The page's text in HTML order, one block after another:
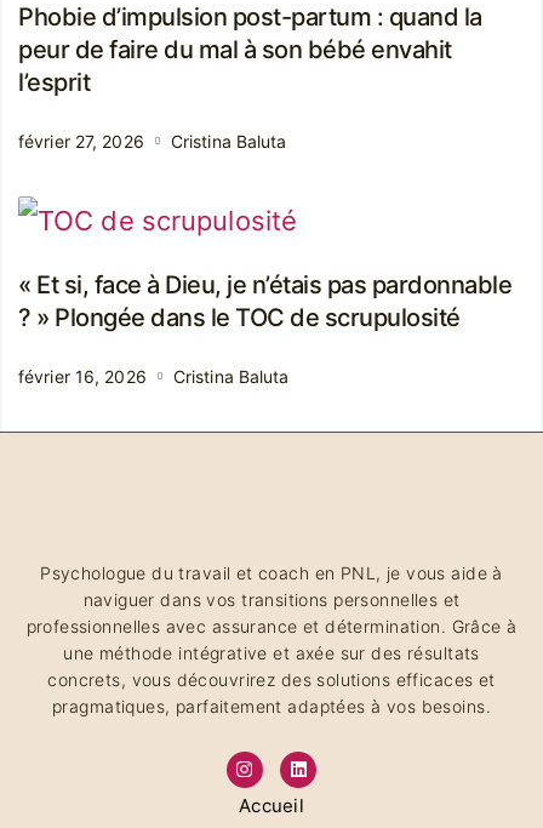
Phobie d’impulsion post-partum : quand la
peur de faire du mal à son bébé envahit
l’esprit
février 27, 2026 Cristina Baluta
« Et si, face à Dieu, je n’étais pas pardonnable
? » Plongée dans le TOC de scrupulosité
février 16, 2026 Cristina Baluta
Psychologue du travail et coach en PNL, je vous aide à
naviguer dans vos transitions personnelles et
professionnelles avec assurance et détermination. Grâce à
une méthode intégrative et axée sur des résultats
concrets, vous découvrirez des solutions efficaces et
pragmatiques, parfaitement adaptées à vos besoins.
Accueil